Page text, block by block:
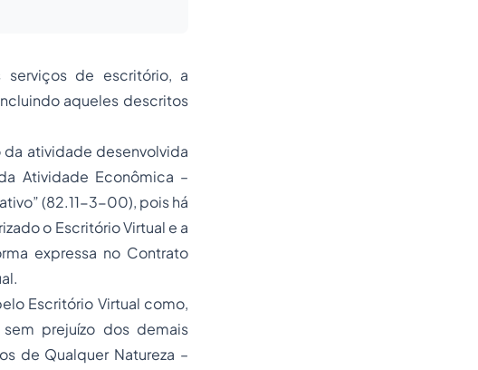
serviços de escritório, a
aqueles descritos
atividade desenvolvida
Atividade Econômica –
(82.11-3-00), pois há
o Escritório Virtual e a
expressa no Contrato
Escritório Virtual como,
prejuízo dos demais
de Qualquer Natureza –